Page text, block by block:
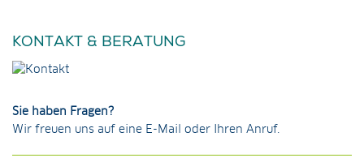
KONTAKT & BERATUNG
Sie haben Fragen?
Wir freuen uns auf eine E-Mail oder Ihren Anruf.